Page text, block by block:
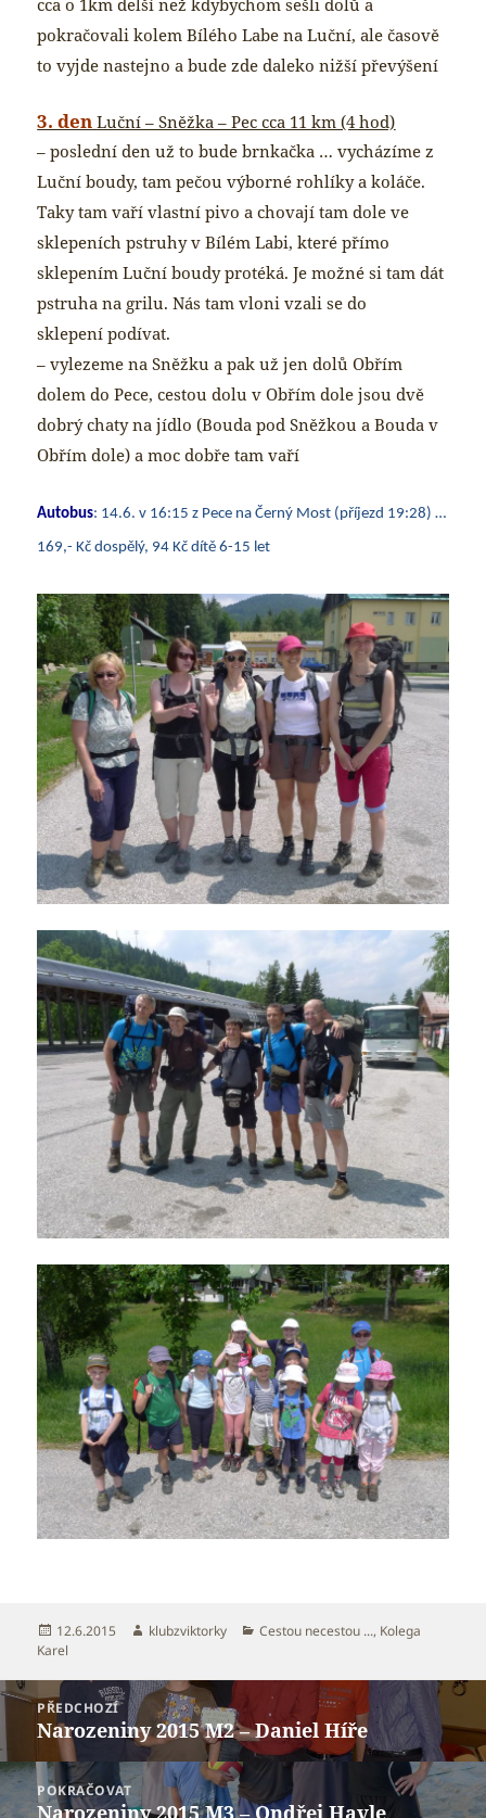
pokračovali kolem Bílého Labe na Luční, ale časově
to vyjde nastejno a bude zde daleko nižší převýšení
3. den Luční – Sněžka – Pec cca 11 km (4 hod)
– poslední den už to bude brnkačka … vycházíme z
Luční boudy, tam pečou výborné rohlíky a koláče.
Taky tam vaří vlastní pivo a chovají tam dole ve
sklepeních pstruhy v Bílém Labi, které přímo
sklepením Luční boudy protéká. Je možné si tam dát
pstruha na grilu. Nás tam vloni vzali se do
sklepení podívat.
– vylezeme na Sněžku a pak už jen dolů Obřím
dolem do Pece, cestou dolu v Obřím dole jsou dvě
dobrý chaty na jídlo (Bouda pod Sněžkou a Bouda v
Obřím dole) a moc dobře tam vaří
Autobus: 14.6. v 16:15 z Pece na Černý Most (příjezd 19:28) …
169,- Kč dospělý, 94 Kč dítě 6-15 let
Publikováno:
12.6.2015 Autor:
klubzviktorky Rubriky:
Cestou necestou ..., Kolega
Karel
Navigace
příspěvek
PŘEDCHOZÍ
Předchozí
příspěvek:
Narozeniny 2015 M2 – Daniel Híře
POKRAČOVAT
Následující
Narozeniny 2015 M3 – Ondřej Havle